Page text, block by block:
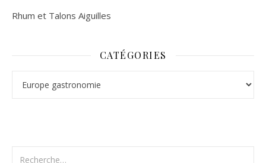
Rhum et Talons Aiguilles
CATÉGORIES